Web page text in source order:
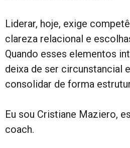
Liderar, hoje, exige
clareza relacional e
Quando esses elementos
deixa de ser circunstancial
consolidar de forma
Eu sou Cristiane Maziero,
coach.